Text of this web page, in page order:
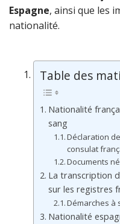
Espagne, ainsi que les
nationalité.
Table des
Nationalité
sang
Déclaration
consulat
Documents
La transcription
sur les registres
Démarches à
Nationalité